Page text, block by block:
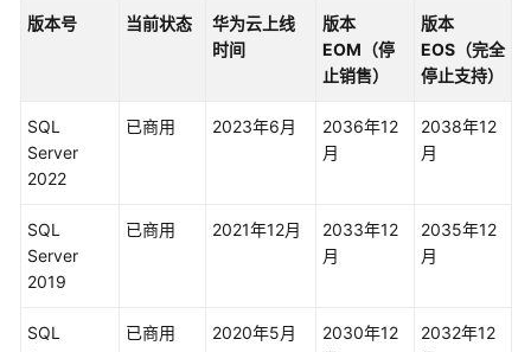
周
品
绍
版本号 当前状态
华为云上线
时间
版本
EOM（停
止销售）
版本
EOS（完全
停止支持）
SQL
Server
2022
已商用 2023年6月
2036年12
月
2038年12
月
SQL
Server
2019
已商用 2021年12月
2033年12
月
2035年12
月
SQL
已商用 2020年5月
2030年12
2032年12